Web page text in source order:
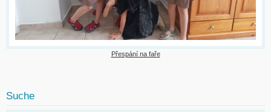
Přespání na faře
Suche